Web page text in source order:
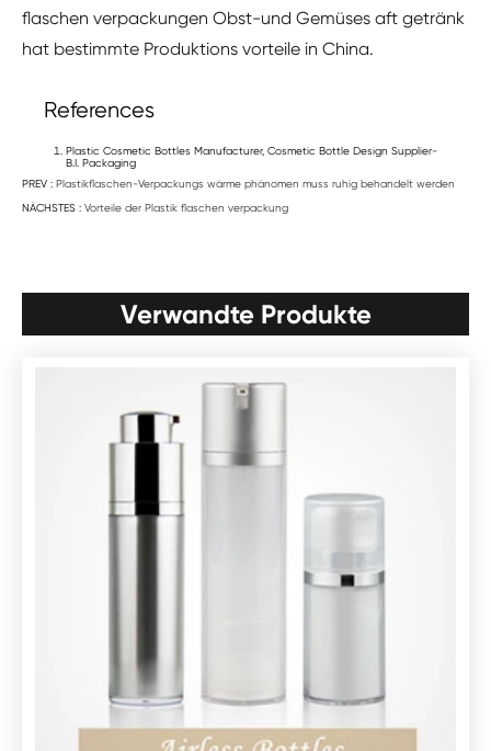
flaschen verpackungen Obst-und Gemüses aft getränk
hat bestimmte Produktions vorteile in China.
References
Plastic Cosmetic Bottles Manufacturer, Cosmetic Bottle Design Supplier-
B.I. Packaging
PREV : Plastikflaschen-Verpackungs wärme phänomen muss ruhig behandelt werden
NÄCHSTES : Vorteile der Plastik flaschen verpackung
Verwandte Produkte